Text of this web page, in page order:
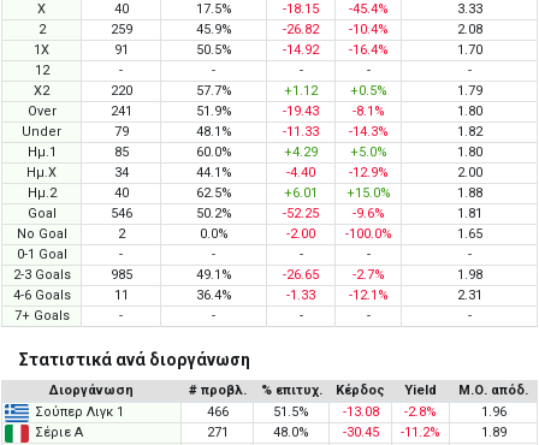
X
40 17.5% -18.15 -45.4%
3.33
2
259 45.9% -26.82 -10.4%
2.08
1X
91 50.5% -14.92 -16.4%
1.70
12
- - - -
-
X2
220 57.7% +1.12 +0.5%
1.79
Over
241 51.9% -19.43 -8.1%
1.80
Under
79 48.1% -11.33 -14.3%
1.82
Ημ.1
85 60.0% +4.29 +5.0%
1.80
Ημ.X
34 44.1% -4.40 -12.9%
2.00
Ημ.2
40 62.5% +6.01 +15.0%
1.88
Goal
546 50.2% -52.25 -9.6%
1.81
No Goal
2 0.0% -2.00 -100.0%
1.65
0-1 Goal
- - - -
-
2-3 Goals
985 49.1% -26.65 -2.7%
1.98
4-6 Goals
11 36.4% -1.33 -12.1%
2.31
7+ Goals
- - - - -
Στατιστικά ανά διοργάνωση
Διοργάνωση # προβλ. % επιτυχ. Κέρδος Yield
Μ.Ο. απόδ.
Σούπερ Λιγκ 1
466 51.5% -13.08 -2.8%
1.96
Σέριε Α
271 48.0% -30.45 -11.2%
1.89